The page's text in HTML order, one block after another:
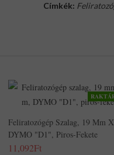
Címkék:
Feliratozógép Szalag, 19 Mm
DYMO "D1", Piros-Fekete
11,092Ft